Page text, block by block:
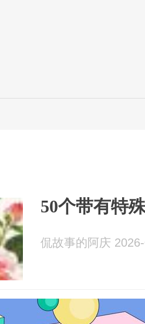
50个带有特
侃故事的阿庆